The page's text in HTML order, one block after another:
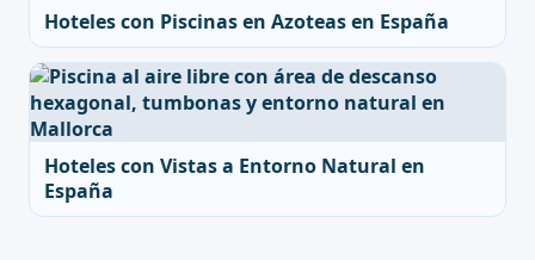
Hoteles con Piscinas en Azoteas en España
Hoteles con Vistas a Entorno Natural en
España